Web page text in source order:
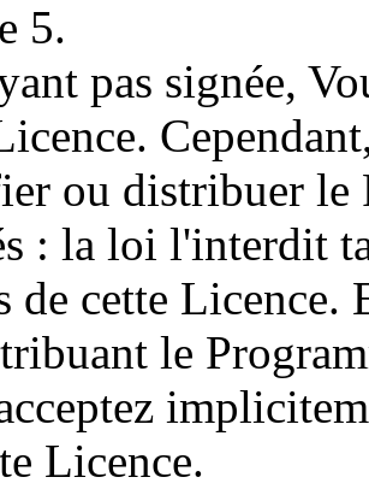
5.
pas signée,
ou distribuer le
: la loi l'interdit
de cette Licence.
le
Licence.